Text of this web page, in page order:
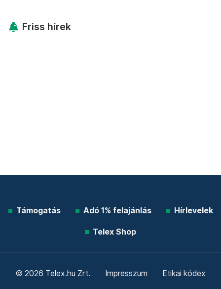
Friss hírek
Támogatás Adó 1% felajánlás Hírlevelek
Telex Shop
© 2026 Telex.hu Zrt. Impresszum Etikai kódex